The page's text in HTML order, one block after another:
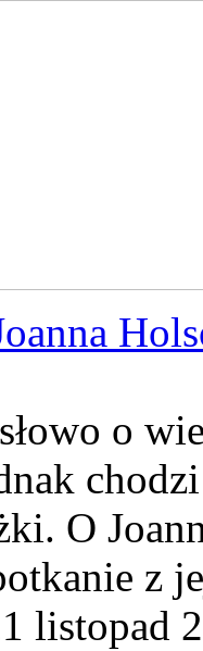
o
O
z
listopad